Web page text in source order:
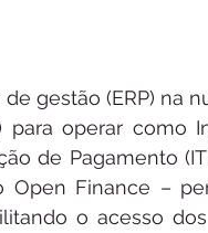
gestão (ERP) na
para operar como
de Pagamento
Open Finance –
o acesso